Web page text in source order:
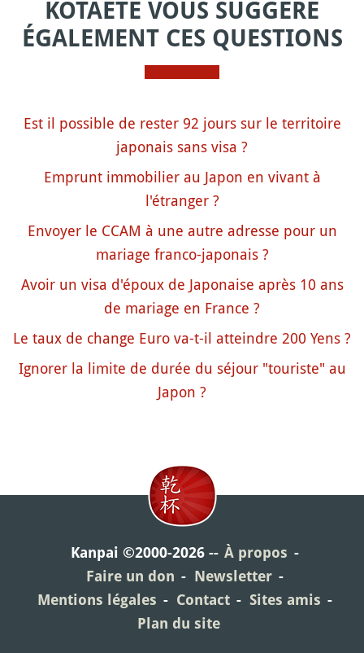
KOTAETE VOUS SUGGÈRE
ÉGALEMENT CES QUESTIONS
Est il possible de rester 92 jours sur le territoire
japonais sans visa ?
Emprunt immobilier au Japon en vivant à
l'étranger ?
Envoyer le CCAM à une autre adresse pour un
mariage franco-japonais ?
Avoir un visa d'époux de Japonaise après 10 ans
de mariage en France ?
Le taux de change Euro va-t-il atteindre 200 Yens ?
Ignorer la limite de durée du séjour "touriste" au
Japon ?
Kanpai ©2000-2026
À propos
Faire un don
Newsletter
Mentions légales
Contact
Sites amis
Plan du site